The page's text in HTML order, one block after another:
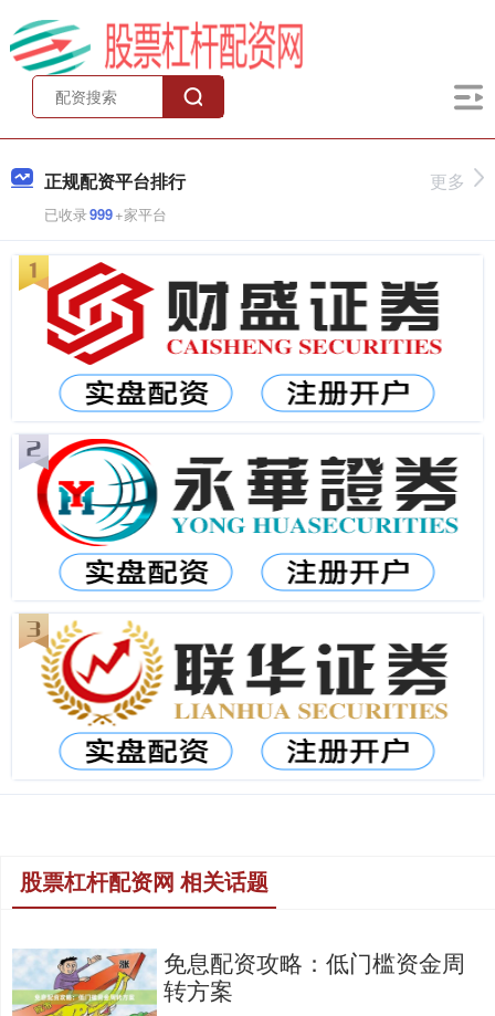
正规配资平台排行
已收录999+家平台
更多
股票杠杆配资网 相关话题
免息配资攻略：低门槛资金周
转方案